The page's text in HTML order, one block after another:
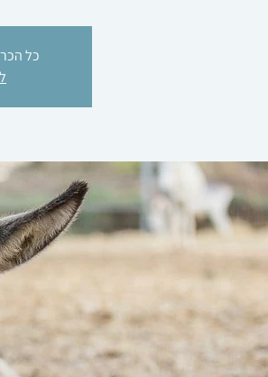
כל